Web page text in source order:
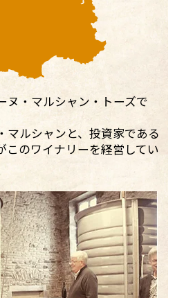
ヌ・マルシャン・トーズで
マルシャンと、投資家である
このワイナリーを経営してい